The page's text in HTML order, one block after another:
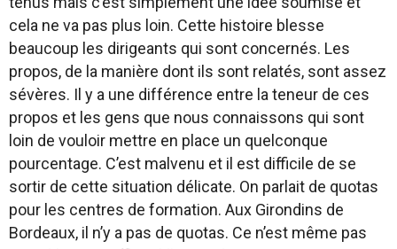
cela ne va pas plus loin. Cette histoire blesse
beaucoup les dirigeants qui sont concernés. Les
propos, de la manière dont ils sont relatés, sont assez
sévères. Il y a une différence entre la teneur de ces
propos et les gens que nous connaissons qui sont
loin de vouloir mettre en place un quelconque
pourcentage. C’est malvenu et il est difficile de se
sortir de cette situation délicate. On parlait de quotas
pour les centres de formation. Aux Girondins de
Bordeaux, il n’y a pas de quotas. Ce n’est même pas